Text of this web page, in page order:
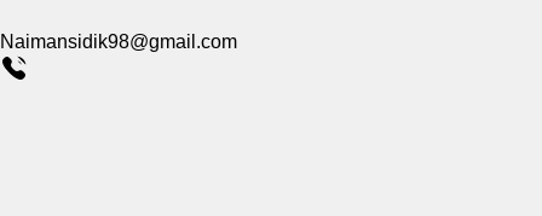
Naimansidik98@gmail.com